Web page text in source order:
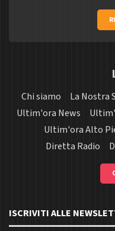
Chi siamo La Nostra
Ultim'ora News
Ultim'ora Alto
Diretta Radio
ISCRIVITI ALLE